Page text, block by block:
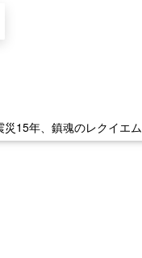
15年、鎮魂のレクイエム